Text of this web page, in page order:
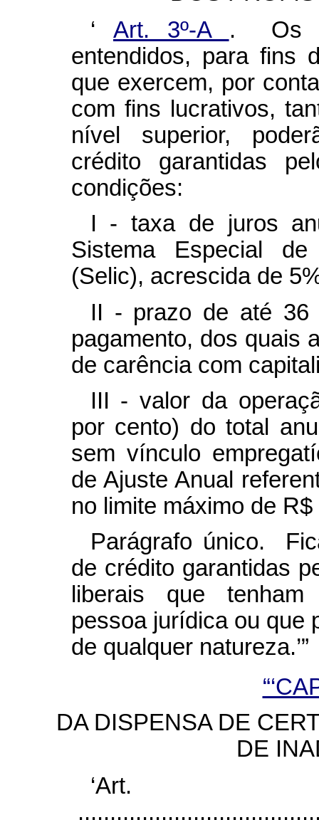
‘ Art. 3º-A . Os
entendidos, para fins
que exercem, por
com fins lucrativos,
nível superior,
crédito garantidas
condições:
I - taxa de juros
Sistema Especial
(Selic), acrescida de
II - prazo de até 36
pagamento, dos quais
de carência com
III - valor da
por cento) do total
sem vínculo
de Ajuste Anual
no limite máximo de
Parágrafo único.
de crédito garantidas
liberais que
pessoa jurídica ou que
de qualquer natureza.’”
DA DISPENSA DE
DE